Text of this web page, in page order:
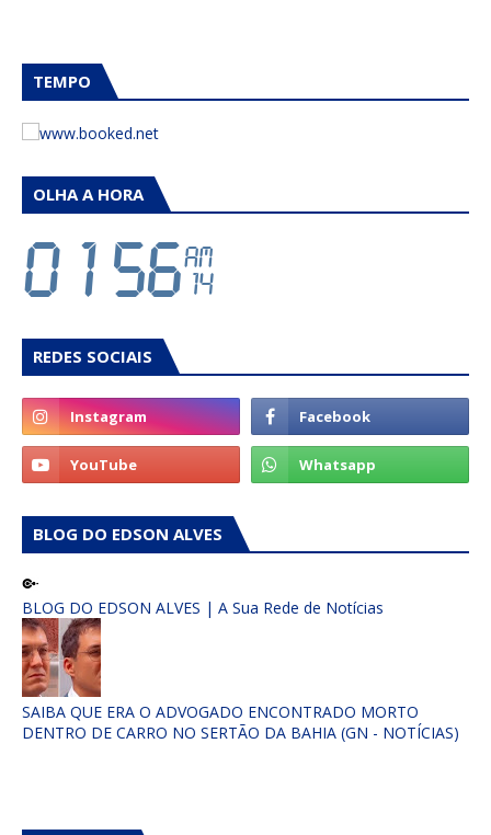
TEMPO
OLHA A HORA
REDES SOCIAIS
BLOG DO EDSON ALVES
BLOG DO EDSON ALVES | A Sua Rede de Notícias
SAIBA QUE ERA O ADVOGADO ENCONTRADO MORTO
DENTRO DE CARRO NO SERTÃO DA BAHIA (GN - NOTÍCIAS)